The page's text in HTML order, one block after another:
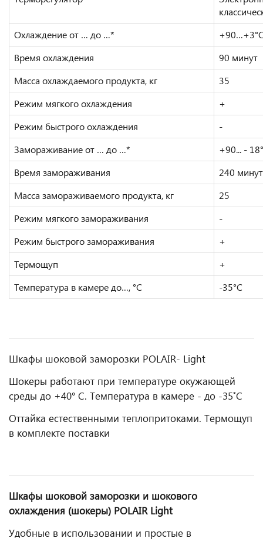
Охлаждение от … до …*
Время охлаждения
90 минут
Масса охлаждаемого продукта, кг
35
Режим мягкого охлаждения
+
Режим быстрого охлаждения
-
Замораживание от … до …*
+90... -
Время замораживания
240 минут
Масса замораживаемого продукта, кг
25
Режим мягкого замораживания
-
Режим быстрого замораживания
+
Термощуп
+
Температура в камере до…, °С
-35°С
Шкафы шоковой заморозки POLAIR- Light
Шокеры работают при температуре окужающей
среды до +40° С. Температура в камере - до -35˚С
Оттайка естественными теплопритоками. Термощуп
в комплекте поставки
Шкафы шоковой заморозки и шокового
охлаждения (шокеры) POLAIR Light
Удобные в использовании и простые в